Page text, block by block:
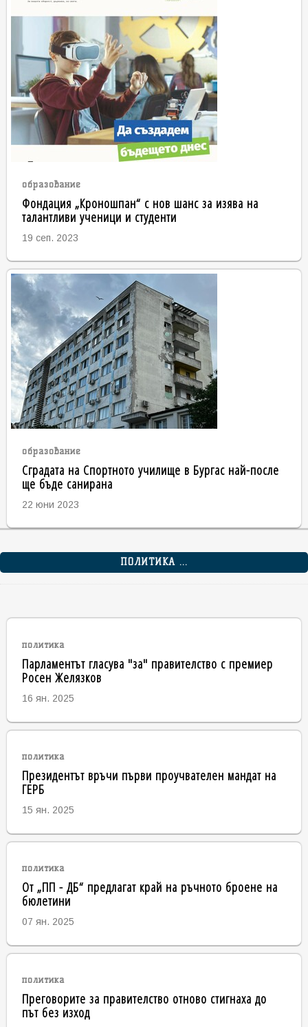
образование
Фондация „Кроношпан“ с нов шанс за изява на
талантливи ученици и студенти
19 сеп. 2023
образование
Сградата на Спортното училище в Бургас най-после
ще бъде санирана
22 юни 2023
ПОЛИТИКА ...
политика
Парламентът гласува "за" правителство с премиер
Росен Желязков
16 ян. 2025
политика
Президентът връчи първи проучвателен мандат на
ГЕРБ
15 ян. 2025
политика
От „ПП - ДБ“ предлагат край на ръчното броене на
бюлетини
07 ян. 2025
политика
Преговорите за правителство отново стигнаха до
път без изход